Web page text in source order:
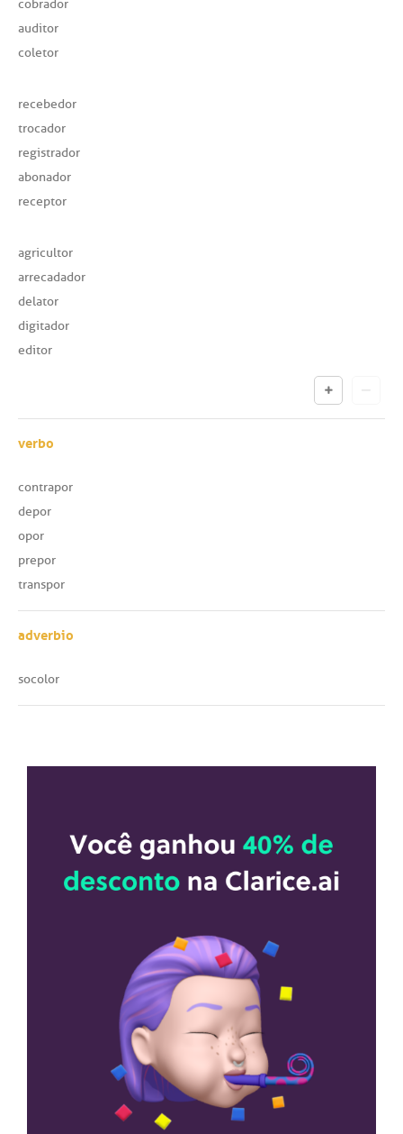
cobrador
auditor
coletor
recebedor
trocador
registrador
abonador
receptor
agricultor
arrecadador
delator
digitador
editor
verbo
contrapor
depor
opor
prepor
transpor
adverbio
socolor